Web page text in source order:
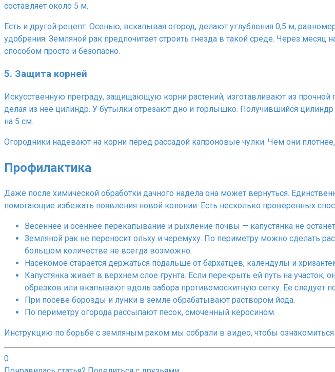
составляет около 5 м.
Есть и другой рецепт. Осенью, вскапывая огород, делают углубления 0,5 м,
удобрения. Земляной рак предпочитает строить гнезда в такой среде. Через
способом просто и безопасно.
5. Защита корней
Искусственную преграду, защищающую корни растений, изготавливают из
делая из нее цилиндр. У бутылки отрезают дно и горлышко. Получившийся
на 5 см.
Огородники надевают на корни перед рассадой капроновые чулки. Чем они
Профилактика
Даже после химической обработки дачного надела она может вернуться.
помогающие избежать появления новой колонии. Есть несколько проверенных
Весеннее и осеннее перекапывание и рыхление почвы — капустянка не
Земляной рак не переносит ольху и черемуху. По периметру можно сделать
большом количестве не всегда возможно.
Насекомое старается держаться подальше от бархатцев, календулы и
Капустянка живет в верхнем слое грунта. Если перекрыть ей путь на
обрезков или вкапывают вдоль забора противомоскитную сетку. Ее следует
При посеве борозды и лунки в земле обрабатывают раствором йода.
По периметру огорода рассыпают песок, смоченный керосином.
Инструкцию по борьбе с земляным раком мы собрали в видео, чтобы
0